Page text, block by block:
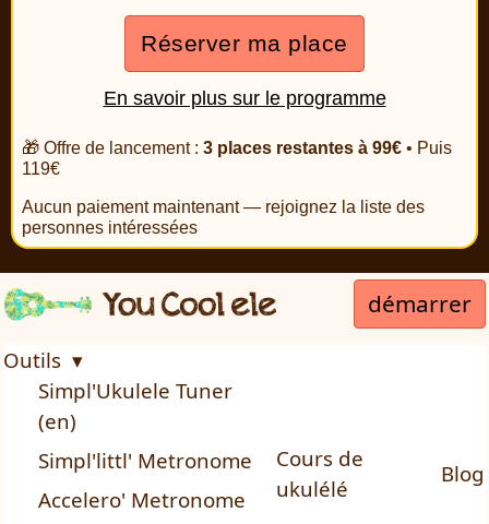
Réserver ma place
En savoir plus sur le programme
🎁 Offre de lancement :3 places restantes à 99€ • Puis
119€
Aucun paiement maintenant — rejoignez la liste des
personnes intéressées
Outils ▾
Simpl'Ukulele Tuner
(en)
Simpl'littl' Metronome
Accelero' Metronome
Cours de
ukulélé
Blog
démarrer